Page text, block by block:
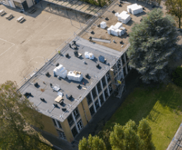
Jules Servaes II
Antwerpen, Antwerpen